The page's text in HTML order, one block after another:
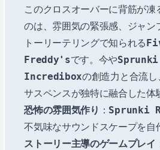
このクロスオーバーに背筋が凍
のは、雰囲気の緊張感、ジャン
トーリーテリングで知られる
Freddy'sです。今や
Incrediboxの創造力と合流し
サスペンスが独特に融合した体
恐怖の雰囲気作り ： Sprunki
不気味なサウンドスケープを自
ストーリー主導のゲームプレイ